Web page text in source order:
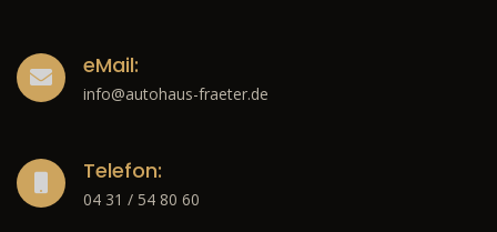
eMail:
info@autohaus-fraeter.de
Telefon:
04 31 / 54 80 60